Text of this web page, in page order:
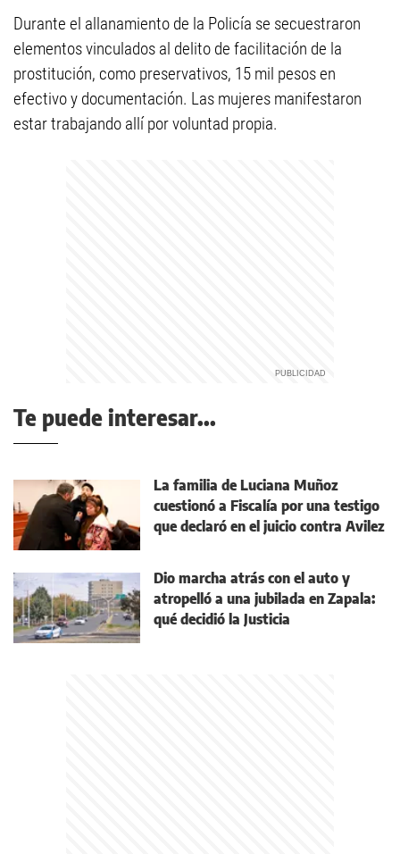
Durante el allanamiento de la Policía se secuestraron
elementos vinculados al delito de facilitación de la
prostitución, como preservativos, 15 mil pesos en
efectivo y documentación. Las mujeres manifestaron
estar trabajando allí por voluntad propia.
Te puede interesar...
La familia de Luciana Muñoz
cuestionó a Fiscalía por una testigo
que declaró en el juicio contra Avilez
Dio marcha atrás con el auto y
atropelló a una jubilada en Zapala:
qué decidió la Justicia